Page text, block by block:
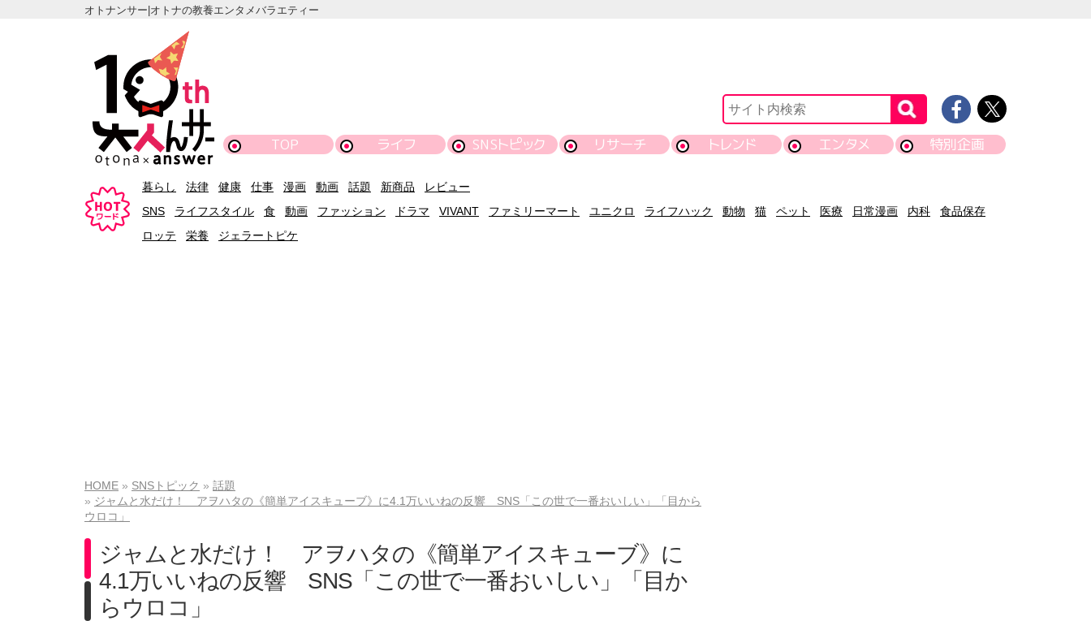
オトナンサー|オトナの教養エンタメバラエティー
TOP ライフ SNSトピック リサーチ トレンド エンタメ 特別企画
暮らし 法律 健康 仕事 漫画 動画 話題 新商品
レビュー
SNS
ライフスタイル 食 動画 ファッション ドラマ VIVANT ファミリーマート ユニクロ ライフハック 動物 猫 ペット 医療 日常漫画 内科
食品保存
ロッテ
栄養 ジェラートピケ
HOME SNSトピック
話題
ジャムと水だけ！ アヲハタの《簡単アイスキューブ》に4.1万いいねの反響 SNS「この世で一番おいしい」「目から
ウロコ」
ジャムと水だけ！ アヲハタの《簡単アイスキューブ》に
4.1万いいねの反響 SNS「この世で一番おいしい」「目か
らウロコ」